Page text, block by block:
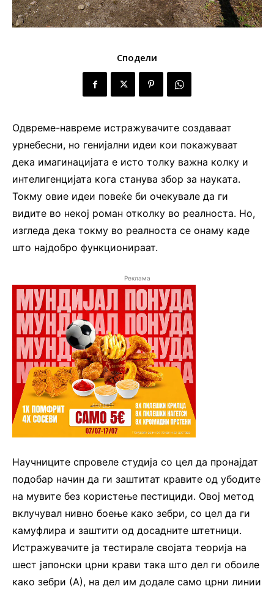
Сподели
Одвреме-навреме истражувачите создаваат
урнебесни, но генијални идеи кои покажуваат
дека имагинацијата е исто толку важна колку и
интелигенцијата кога станува збор за науката.
Токму овие идеи повеќе би очекувале да ги
видите во некој роман отколку во реалноста. Но,
изгледа дека токму во реалноста се онаму каде
што најдобро функционираат.
Реклама
Научниците спровеле студија со цел да пронајдат
подобар начин да ги заштитат кравите од убодите
на мувите без користење пестициди. Овој метод
вклучувал нивно боење како зебри, со цел да ги
камуфлира и заштити од досадните штетници.
Истражувачите ја тестирале својата теорија на
шест јапонски црни крави така што дел ги обоиле
како зебри (А), на дел им додале само црни линии